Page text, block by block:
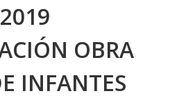
OBRA
INFANTES